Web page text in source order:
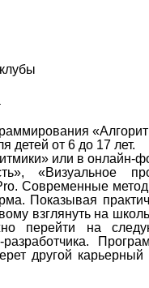
детей от 6 до 17 лет.
или в онлайн-
«Визуальное
Современные
Показывая
взглянуть на
перейти на
разработчика.
другой